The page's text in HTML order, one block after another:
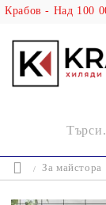
За майстора